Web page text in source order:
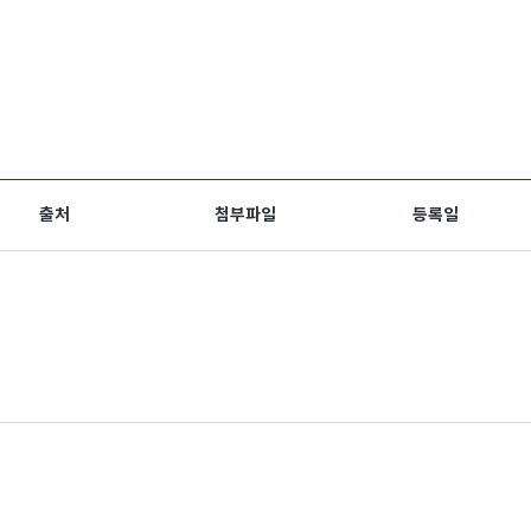
출처 첨부파일 등록일